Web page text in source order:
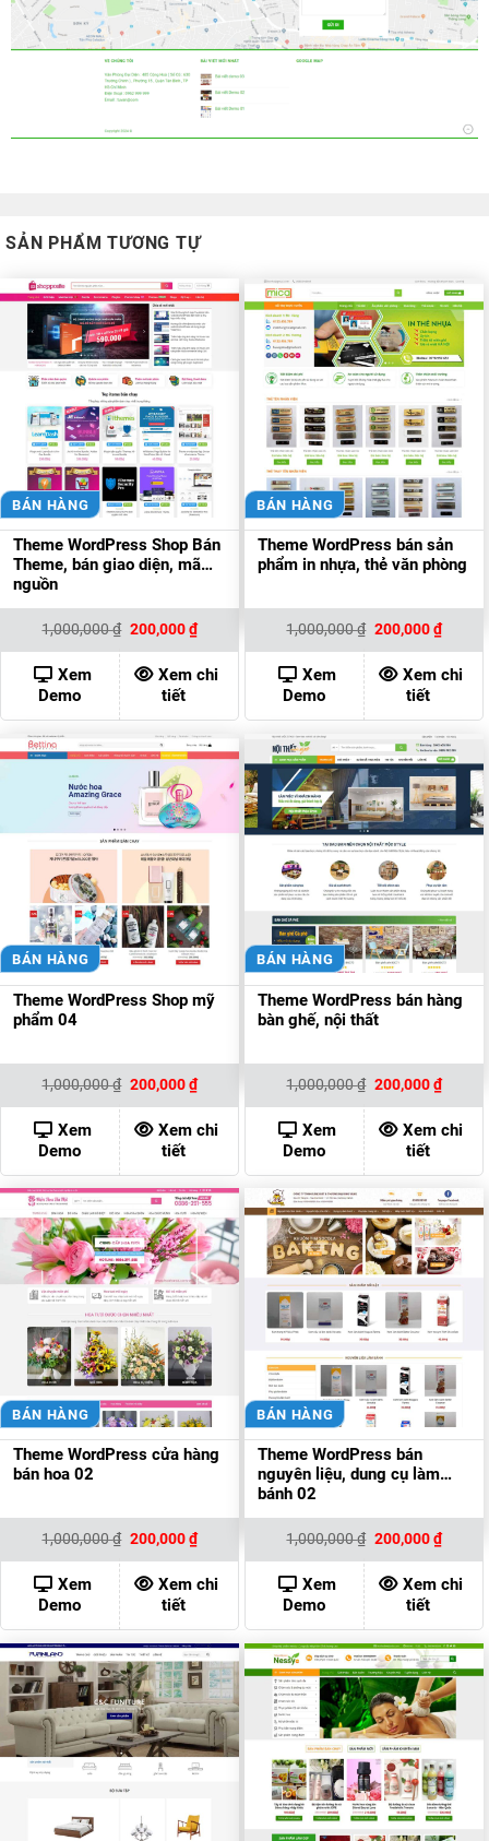
SẢN PHẨM TƯƠNG TỰ
BÁN HÀNG
Theme WordPress Shop Bán
Theme, bán giao diện, mã
nguồn
1,000,000₫ Giá
là:
1,000,000 ₫.
200,000₫Giá
hiện
tại
là:
200,000 ₫.
Xem
Demo
Xem chi
tiết
BÁN HÀNG
Theme WordPress bán sản
phẩm in nhựa, thẻ văn phòng
1,000,000₫ Giá
là:
1,000,000 ₫.
200,000₫Giá
hiện
tại
là:
Xem
Demo
Xem chi
tiết
BÁN HÀNG
Theme WordPress Shop mỹ
phẩm 04
1,000,000₫ Giá
là:
1,000,000 ₫.
200,000₫Giá
hiện
tại
là:
200,000 ₫.
Xem
Demo
Xem chi
tiết
BÁN HÀNG
Theme WordPress bán hàng
bàn ghế, nội thất
1,000,000₫ Giá
là:
1,000,000 ₫.
200,000₫Giá
hiện
tại
là:
Xem
Demo
Xem chi
tiết
BÁN HÀNG
Theme WordPress cửa hàng
bán hoa 02
1,000,000₫ Giá
là:
1,000,000 ₫.
200,000₫Giá
hiện
tại
là:
200,000 ₫.
Xem
Demo
Xem chi
tiết
BÁN HÀNG
Theme WordPress bán
nguyên liệu, dung cụ làm
bánh 02
1,000,000₫ Giá
là:
1,000,000 ₫.
200,000₫Giá
hiện
tại
là:
Xem
Demo
Xem chi
tiết